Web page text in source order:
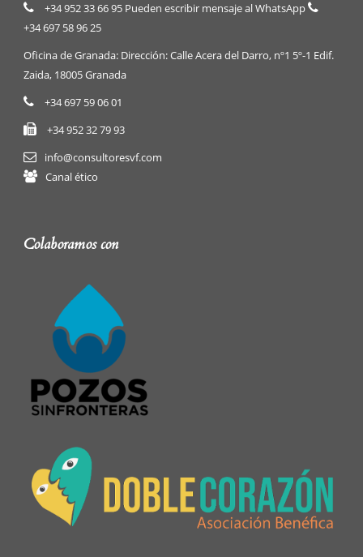
+34 952 33 66 95 Pueden escribir mensaje al WhatsApp
+34 697 58 96 25
Oficina de Granada: Dirección: Calle Acera del Darro, nº1 5º-1 Edif.
Zaida, 18005 Granada
+34 697 59 06 01
+34 952 32 79 93
info@consultoresvf.com
Canal ético
Colaboramos con